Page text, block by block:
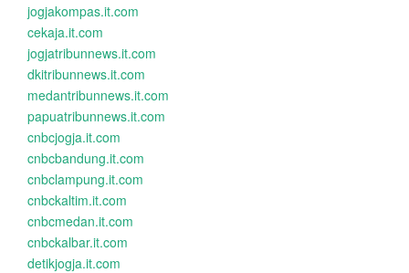
jogjakompas.it.com
cekaja.it.com
jogjatribunnews.it.com
dkitribunnews.it.com
medantribunnews.it.com
papuatribunnews.it.com
cnbcjogja.it.com
cnbcbandung.it.com
cnbclampung.it.com
cnbckaltim.it.com
cnbcmedan.it.com
cnbckalbar.it.com
detikjogja.it.com